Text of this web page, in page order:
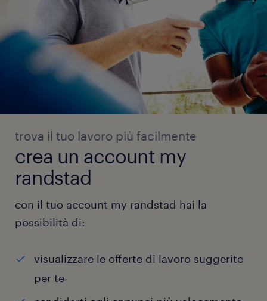
trova il tuo lavoro più facilmente
crea un account my
randstad
con il tuo account my randstad hai la
possibilità di:
visualizzare le offerte di lavoro suggerite
per te